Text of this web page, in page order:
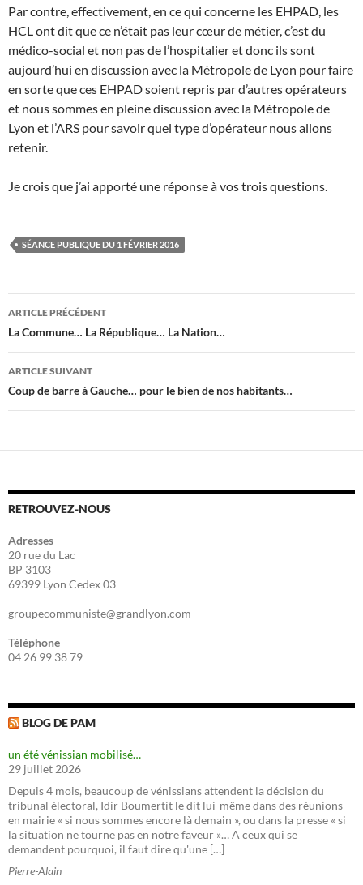
Par contre, effectivement, en ce qui concerne les EHPAD, les
HCL ont dit que ce n’était pas leur cœur de métier, c’est du
médico-social et non pas de l’hospitalier et donc ils sont
aujourd’hui en discussion avec la Métropole de Lyon pour faire
en sorte que ces EHPAD soient repris par d’autres opérateurs
et nous sommes en pleine discussion avec la Métropole de
Lyon et l’ARS pour savoir quel type d’opérateur nous allons
retenir.
Je crois que j’ai apporté une réponse à vos trois questions.
SÉANCE PUBLIQUE DU 1 FÉVRIER 2016
Navigation
des
articles
ARTICLE PRÉCÉDENT
La Commune… La République… La Nation…
ARTICLE SUIVANT
Coup de barre à Gauche… pour le bien de nos habitants…
RETROUVEZ-NOUS
Adresses
20 rue du Lac
BP 3103
69399 Lyon Cedex 03
groupecommuniste@grandlyon.com
Téléphone
04 26 99 38 79
BLOG DE PAM
un été vénissian mobilisé…
29 juillet 2026
Depuis 4 mois, beaucoup de vénissians attendent la décision du
tribunal électoral, Idir Boumertit le dit lui-même dans des réunions
en mairie « si nous sommes encore là demain », ou dans la presse « si
la situation ne tourne pas en notre faveur »… A ceux qui se
demandent pourquoi, il faut dire qu'une […]
Pierre-Alain